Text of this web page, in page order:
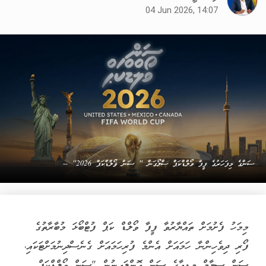
04 Jun 2026, 14:07
ސަންގެ މިފަހަރުގެ ފީފާ ވޯލްޑްކަޕް ސްލޯގަން '' ސަން ޥޯލްޑްކަޕް 2026'' --
މިމަހު ފެށުމަށް ތައްޔާރުވާ ފީފާ ވޯލްޑް ކަޕް ފުޓްބޯޅަ މުބާރާތުގެ
ފޯރި ދިވެހިންނާ ހަމައަށް އެންމެ ފުރިހަމައަށް ގެނެސްދިނުމަށްޓަކައި،